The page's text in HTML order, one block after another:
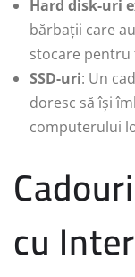
Hard disk-uri
bărbații care
stocare pentru
SSD-uri: Un
doresc să își
computerului
cu